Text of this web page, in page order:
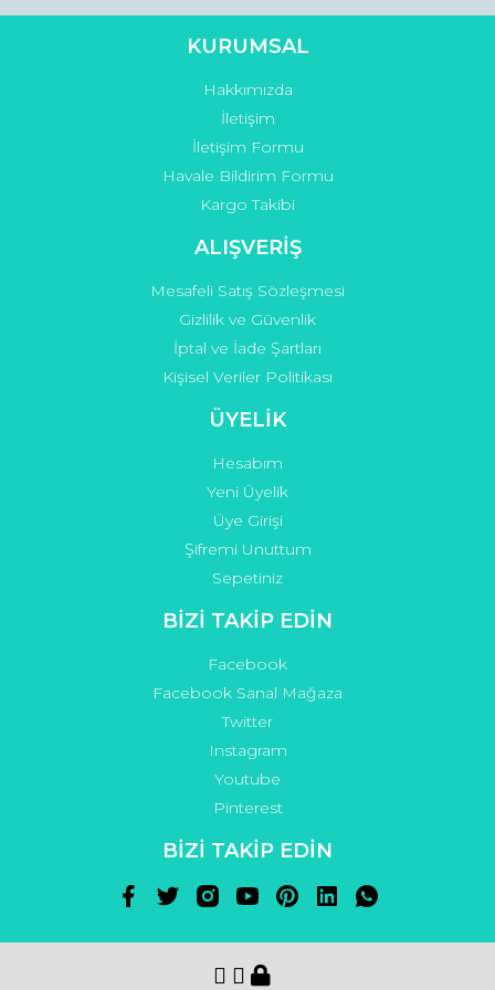
Gönder
KURUMSAL
Hakkımızda
İletişim
İletişim Formu
Havale Bildirim Formu
Kargo Takibi
ALIŞVERİŞ
Mesafeli Satış Sözleşmesi
Gizlilik ve Güvenlik
İptal ve İade Şartları
Kişisel Veriler Politikası
ÜYELİK
Hesabım
Yeni Üyelik
Üye Girişi
Şifremi Unuttum
Sepetiniz
BİZİ TAKİP EDİN
Facebook
Facebook Sanal Mağaza
Twitter
Instagram
Youtube
Pinterest
BİZİ TAKİP EDİN